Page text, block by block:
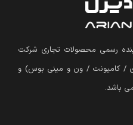
رسمی محصولات تجاری شرکت
/ کامیونت / ون و مینی بوس) و
باشد.